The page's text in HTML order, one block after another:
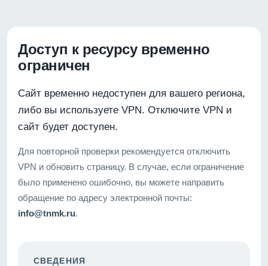
Доступ к ресурсу временно
ограничен
Сайт временно недоступен для вашего региона,
либо вы используете VPN. Отключите VPN и
сайт будет доступен.
Для повторной проверки рекомендуется отключить
VPN и обновить страницу. В случае, если ограничение
было применено ошибочно, вы можете направить
обращение по адресу электронной почты:
info@tnmk.ru.
СВЕДЕНИЯ